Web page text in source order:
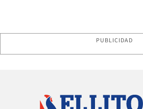
PUBLICIDAD